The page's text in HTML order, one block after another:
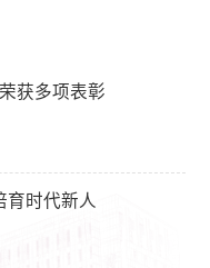
获多项表彰
育时代新人